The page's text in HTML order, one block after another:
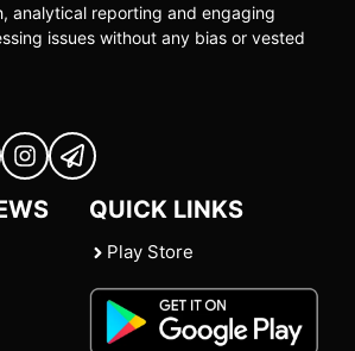
analytical reporting and engaging
issues without any bias or vested
QUICK LINKS
Play Store